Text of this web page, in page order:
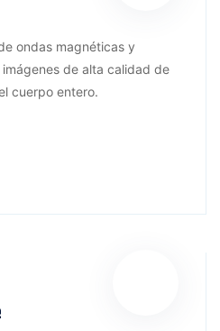
ondas magnéticas y
de alta calidad de
cuerpo entero.